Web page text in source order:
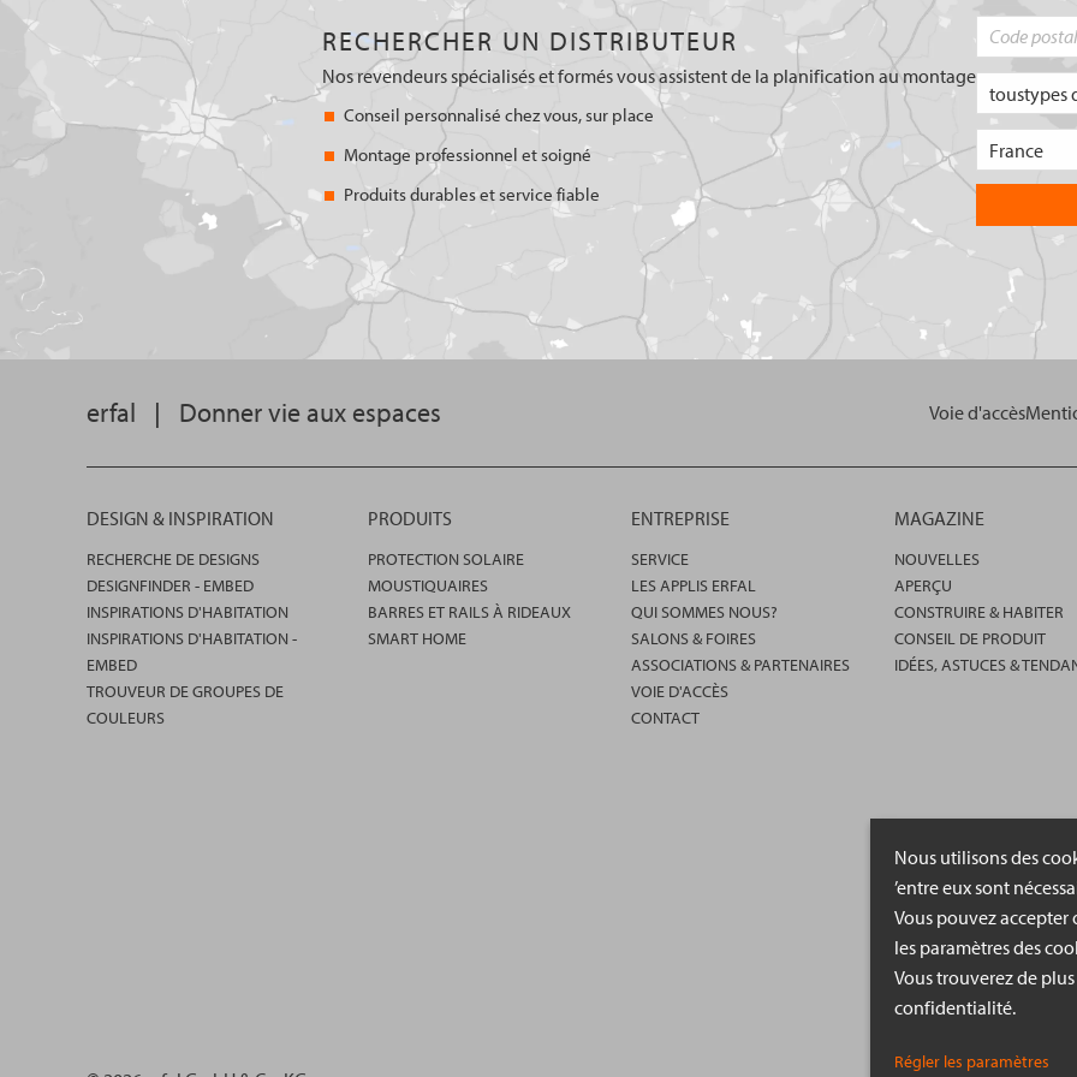
Nous utilisons des
’entre eux sont
Vous pouvez accepter
les paramètres des
Vous trouverez de
confidentialité.
Régler les paramètres
RECHERCHER UN DISTRIBUTEUR
Nos revendeurs spécialisés et formés vous assistent de la planification au montage
Conseil personnalisé chez vous, sur place
Montage professionnel et soigné
Produits durables et service fiable
erfal | Donner vie aux espaces Voie d'accès
DESIGN & INSPIRATION
RECHERCHE DE DESIGNS
DESIGNFINDER - EMBED
INSPIRATIONS D'HABITATION
INSPIRATIONS D'HABITATION -
EMBED
TROUVEUR DE GROUPES DE
COULEURS
PRODUITS
PROTECTION SOLAIRE
MOUSTIQUAIRES
BARRES ET RAILS À RIDEAUX
SMART HOME
ENTREPRISE
SERVICE
LES APPLIS ERFAL
QUI SOMMES NOUS?
SALONS & FOIRES
ASSOCIATIONS & PARTENAIRES
VOIE D'ACCÈS
CONTACT
MAGAZINE
NOUVELLES
APERÇU
CONSTRUIRE & HABITER
CONSEIL DE PRODUIT
IDÉES, ASTUCES &